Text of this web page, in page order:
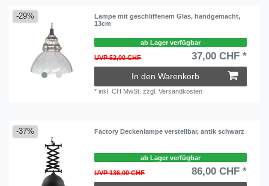
-29%
Lampe mit geschliffenem Glas, handgemacht,
13cm
ab Lager verfügbar
UVP 52,00 CHF 37,00 CHF *
In den Warenkorb
*inkl. CH MwSt. zzgl.Versandkosten
-37% Factory Deckenlampe verstellbar, antik schwarz
ab Lager verfügbar
UVP 136,00 CHF 86,00 CHF *